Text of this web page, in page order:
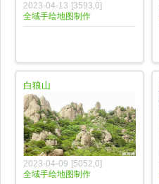
2023-04-13 [3593,0]
全域手绘地图制作
白狼山
2023-04-09 [5052,0]
全域手绘地图制作